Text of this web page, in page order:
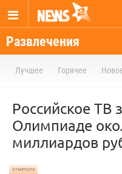
Развлечения
Лучшее Горячее
Российское ТВ
Олимпиаде
миллиардов
отметили